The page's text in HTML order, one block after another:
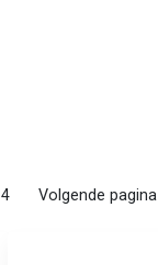
4 Volgende pagina